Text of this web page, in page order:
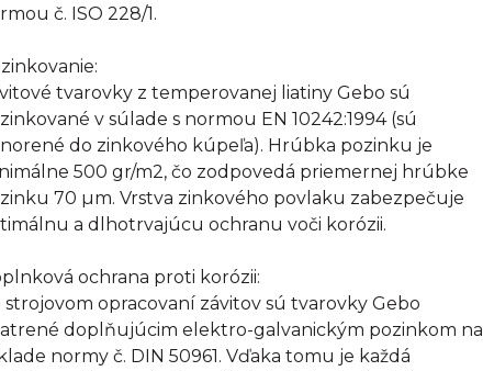
č. ISO 228/1.
tvarovky z temperovanej liatiny Gebo sú
v súlade s normou EN 10242:1994 (sú
do zinkového kúpeľa). Hrúbka pozinku je
500 gr/m2, čo zodpovedá priemernej hrúbke
70 µm. Vrstva zinkového povlaku zabezpečuje
a dlhotrvajúcu ochranu voči korózii.
ochrana proti korózii:
strojovom opracovaní závitov sú tvarovky Gebo
doplňujúcim elektro-galvanickým pozinkom na
normy č. DIN 50961. Vďaka tomu je každá